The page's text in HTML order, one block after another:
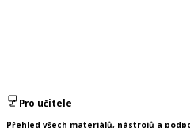
Pro učitele
Přehled všech materiálů, nástrojů a